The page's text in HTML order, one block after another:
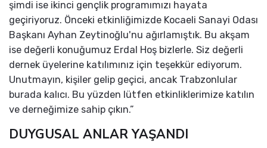
şimdi ise ikinci gençlik programımızı hayata
geçiriyoruz. Önceki etkinliğimizde Kocaeli Sanayi Odası
Başkanı Ayhan Zeytinoğlu'nu ağırlamıştık. Bu akşam
ise değerli konuğumuz Erdal Hoş bizlerle. Siz değerli
dernek üyelerine katılımınız için teşekkür ediyorum.
Unutmayın, kişiler gelip geçici, ancak Trabzonlular
burada kalıcı. Bu yüzden lütfen etkinliklerimize katılın
ve derneğimize sahip çıkın.”
DUYGUSAL ANLAR YAŞANDI